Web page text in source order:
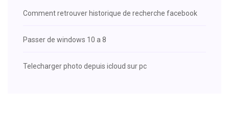
Comment retrouver historique de recherche facebook
Passer de windows 10 a 8
Telecharger photo depuis icloud sur pc